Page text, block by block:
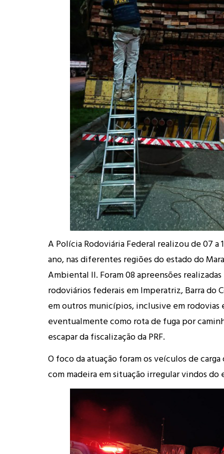
A Polícia Rodoviária Federal realizou de 07 a
ano, nas diferentes regiões do estado do
Ambiental II. Foram 08 apreensões
rodoviários federais em Imperatriz, Barra do
em outros municípios, inclusive em rodovias
eventualmente como rota de fuga por
escapar da fiscalização da PRF.
O foco da atuação foram os veículos de
com madeira em situação irregular vindos do